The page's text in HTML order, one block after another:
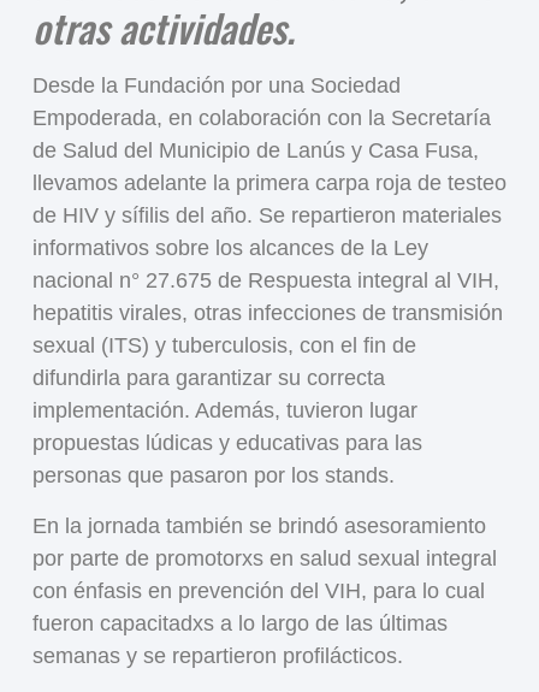
otras actividades.
Desde la Fundación por una Sociedad
Empoderada, en colaboración con la Secretaría
de Salud del Municipio de Lanús y Casa Fusa,
llevamos adelante la primera carpa roja de testeo
de HIV y sífilis del año. Se repartieron materiales
informativos sobre los alcances de la Ley
nacional n° 27.675 de Respuesta integral al VIH,
hepatitis virales, otras infecciones de transmisión
sexual (ITS) y tuberculosis, con el fin de
difundirla para garantizar su correcta
implementación. Además, tuvieron lugar
propuestas lúdicas y educativas para las
personas que pasaron por los stands.
En la jornada también se brindó asesoramiento
por parte de promotorxs en salud sexual integral
con énfasis en prevención del VIH, para lo cual
fueron capacitadxs a lo largo de las últimas
semanas y se repartieron profilácticos.